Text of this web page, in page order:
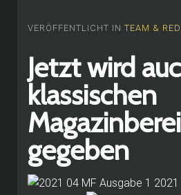
VERÖFFENTLICHT IN TEAM &
Jetzt wird
klassischen
gegeben